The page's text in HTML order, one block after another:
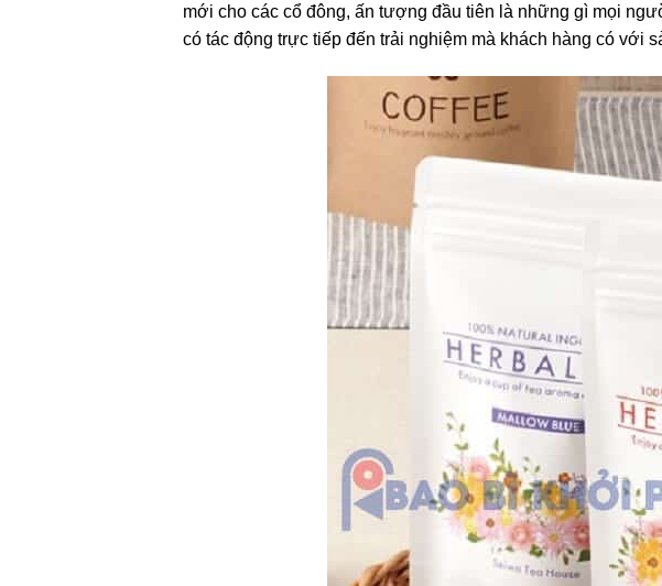
mới cho các cổ đông, ấn tượng đầu tiên là những gì mọi
có tác động trực tiếp đến trải nghiệm mà khách hàng có với